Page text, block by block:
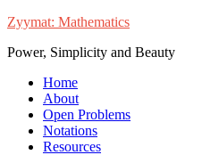
Skip
content
Zyymat: Mathematics
Power, Simplicity and Beauty
Home
About
Open Problems
Notations
Resources